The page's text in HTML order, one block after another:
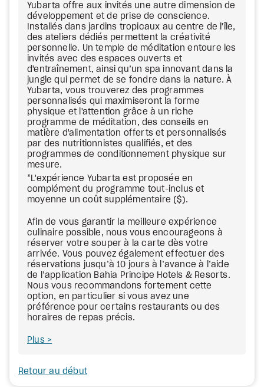
Yubarta offre aux invités une autre dimension de
développement et de prise de conscience.
Installés dans jardins tropicaux au centre de l'île,
des ateliers dédiés permettent la créativité
personnelle. Un temple de méditation entoure les
invités avec des espaces ouverts et
d'entraînement, ainsi qu’un spa innovant dans la
jungle qui permet de se fondre dans la nature. À
Yubarta, vous trouverez des programmes
personnalisés qui maximiseront la forme
physique et l'attention grâce à un riche
programme de méditation, des conseils en
matière d'alimentation offerts et personnalisés
par des nutritionnistes qualifiés, et des
programmes de conditionnement physique sur
mesure.
*L'expérience Yubarta est proposée en
complément du programme tout-inclus et
moyenne un coût supplémentaire ($).
Afin de vous garantir la meilleure expérience
culinaire possible, nous vous encourageons à
réserver votre souper à la carte dès votre
arrivée. Vous pouvez également effectuer des
réservations jusqu’à 10 jours à l’avance à l’aide
de l’application Bahia Principe Hotels & Resorts.
Nous vous recommandons fortement cette
option, en particulier si vous avez une
préférence pour certains restaurants ou des
horaires de repas précis.
Plus
Retour au début